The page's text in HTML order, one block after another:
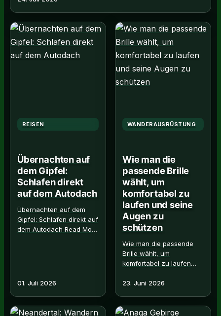
REISEN
Übernachten auf
dem Gipfel:
Schlafen direkt
auf dem Autodach
Übernachten auf dem
Gipfel: Schlafen direkt auf
dem Autodach Read More
01. Juli 2026
WANDERAUSRÜSTUNG
Wie man die
passende Brille
wählt, um
komfortabel zu
laufen und seine
Augen zu
schützen
Wie man die passende
Brille wählt, um
komfortabel zu laufen
schützen Read More →
23. Juni 2026